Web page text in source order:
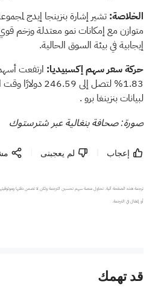
الخلاصة: تشير إشارة بنزينجا إيدج
متوازن مع إمكانات نمو معتدلة وزخم
إيجابية في بيئة السوق الحالية.
حركة سعر سهم إكسبيديا: ارتفعت
1.83% لتصل إلى 246.59 دولارًا وقت النشر يوم الأربعاء،
لبيانات بنزينغا برو.
صورة: صحافة بنغالية عبر شترستوك
إعجاب لم يعجبنى
ترجمة هذه الصفحة آلية. تحاول منصة سهم تحسين الترجمة ولكن لا تضمن دقتها
أو إغفال في الترجمة.
عند الضرورة، يرجى استشارة مستشار استثمار محترف. لا تقدم منصة سهم أي مشورة
قد تهمك